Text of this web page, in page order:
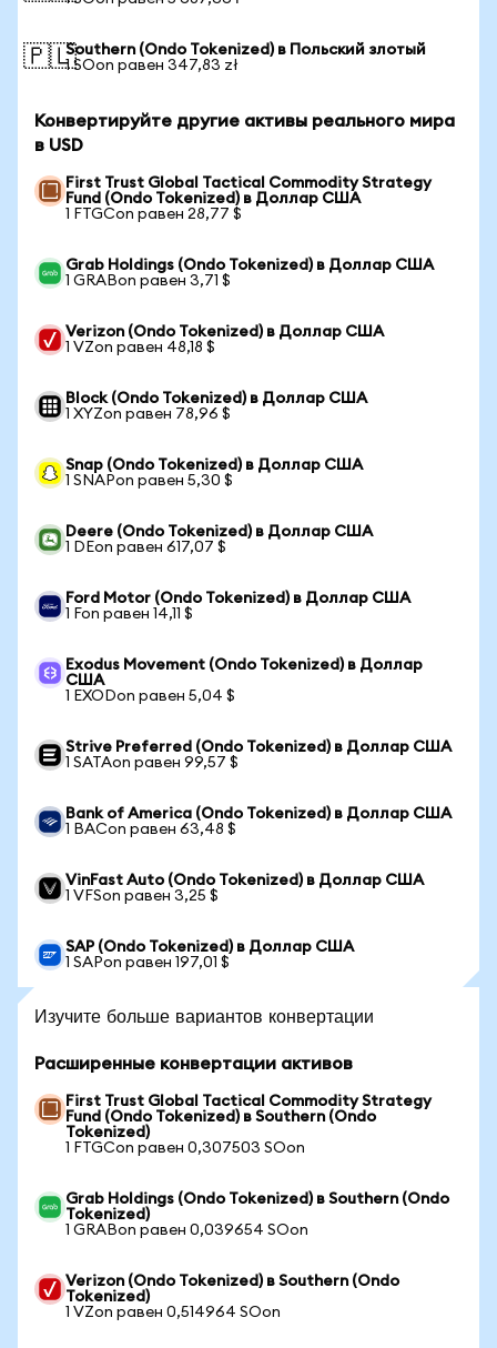
🇵🇱Southern (Ondo Tokenized) в Польский злотый
1 SOon равен 347,83 zł
Конвертируйте другие активы реального мира
в USD
First Trust Global Tactical Commodity Strategy
Fund (Ondo Tokenized) в Доллар США
1 FTGCon равен 28,77 $
Grab Holdings (Ondo Tokenized) в Доллар США
1 GRABon равен 3,71 $
Verizon (Ondo Tokenized) в Доллар США
1 VZon равен 48,18 $
Block (Ondo Tokenized) в Доллар США
1 XYZon равен 78,96 $
Snap (Ondo Tokenized) в Доллар США
1 SNAPon равен 5,30 $
Deere (Ondo Tokenized) в Доллар США
1 DEon равен 617,07 $
Ford Motor (Ondo Tokenized) в Доллар США
1 Fon равен 14,11 $
Exodus Movement (Ondo Tokenized) в Доллар
США
1 EXODon равен 5,04 $
Strive Preferred (Ondo Tokenized) в Доллар США
1 SATAon равен 99,57 $
Bank of America (Ondo Tokenized) в Доллар США
1 BACon равен 63,48 $
VinFast Auto (Ondo Tokenized) в Доллар США
1 VFSon равен 3,25 $
SAP (Ondo Tokenized) в Доллар США
1 SAPon равен 197,01 $
Изучите больше вариантов конвертации
Расширенные конвертации активов
First Trust Global Tactical Commodity Strategy
Fund (Ondo Tokenized) в Southern (Ondo
Tokenized)
1 FTGCon равен 0,307503 SOon
Grab Holdings (Ondo Tokenized) в Southern (Ondo
Tokenized)
1 GRABon равен 0,039654 SOon
Verizon (Ondo Tokenized) в Southern (Ondo
Tokenized)
1 VZon равен 0,514964 SOon